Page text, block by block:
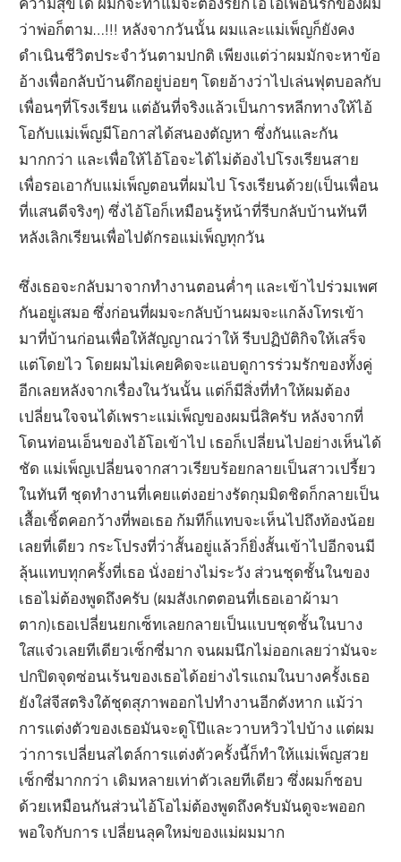
ว่าพ่อก็ตาม…!!! หลังจากวันนั้น ผมและแม่เพ็ญก็ยังคง
ดำเนินชีวิตประจำวันตามปกติ เพียงแต่ว่าผมมักจะหาข้อ
อ้างเพื่อกลับบ้านดึกอยู่บ่อยๆ โดยอ้างว่าไปเล่นฟุตบอลกับ
เพื่อนๆที่โรงเรียน แต่อันที่จริงแล้วเป็นการหลีกทางให้ไอ้
โอกับแม่เพ็ญมีโอกาสได้สนองตัญหา ซึ่งกันและกัน
มากกว่า และเพื่อให้ไอ้โอจะได้ไม่ต้องไปโรงเรียนสาย
เพื่อรอเอากับแม่เพ็ญตอนที่ผมไป โรงเรียนด้วย(เป็นเพื่อน
ที่แสนดีจริงๆ) ซึ่งไอ้โอก็เหมือนรู้หน้าที่รีบกลับบ้านทันที
หลังเลิกเรียนเพื่อไปดักรอแม่เพ็ญทุกวัน
ซึ่งเธอจะกลับมาจากทำงานตอนค่ำๆ และเข้าไปร่วมเพศ
กันอยู่เสมอ ซึ่งก่อนที่ผมจะกลับบ้านผมจะแกล้งโทรเข้า
มาที่บ้านก่อนเพื่อให้สัญญาณว่าให้ รีบปฏิบัติกิจให้เสร็จ
แต่โดยไว โดยผมไม่เคยคิดจะแอบดูการร่วมรักของทั้งคู่
อีกเลยหลังจากเรื่องในวันนั้น แต่ก็มีสิ่งที่ทำให้ผมต้อง
เปลี่ยนใจจนได้เพราะแม่เพ็ญของผมนี่สิครับ หลังจากที่
โดนท่อนเอ็นของไอ้โอเข้าไป เธอก็เปลี่ยนไปอย่างเห็นได้
ชัด แม่เพ็ญเปลี่ยนจากสาวเรียบร้อยกลายเป็นสาวเปรี้ยว
ในทันที ชุดทำงานที่เคยแต่งอย่างรัดกุมมิดชิดก็กลายเป็น
เสื้อเชิ้ตคอกว้างที่พอเธอ ก้มทีก็แทบจะเห็นไปถึงท้องน้อย
เลยที่เดียว กระโปรงที่ว่าสั้นอยู่แล้วก็ยิ่งสั้นเข้าไปอีกจนมี
ลุ้นแทบทุกครั้งที่เธอ นั่งอย่างไม่ระวัง ส่วนชุดชั้นในของ
เธอไม่ต้องพูดถึงครับ (ผมสังเกตตอนที่เธอเอาผ้ามา
ตาก)เธอเปลี่ยนยกเซ็ทเลยกลายเป็นแบบชุดชั้นในบาง
ใสแจ๋วเลยทีเดียวเซ็กซี่มาก จนผมนึกไม่ออกเลยว่ามันจะ
ปกปิดจุดซ่อนเร้นของเธอได้อย่างไรแถมในบางครั้งเธอ
ยังใส่จีสตริงใต้ชุดสุภาพออกไปทำงานอีกตังหาก แม้ว่า
การแต่งตัวของเธอมันจะดูโป๊และวาบหวิวไปบ้าง แต่ผม
ว่าการเปลี่ยนสไตล์การแต่งตัวครั้งนี้ก็ทำให้แม่เพ็ญสวย
เซ็กซี่มากกว่า เดิมหลายเท่าตัวเลยทีเดียว ซึ่งผมก็ชอบ
ด้วยเหมือนกันส่วนไอ้โอไม่ต้องพูดถึงครับมันดูจะพออก
พอใจกับการ เปลี่ยนลุคใหม่ของแม่ผมมาก